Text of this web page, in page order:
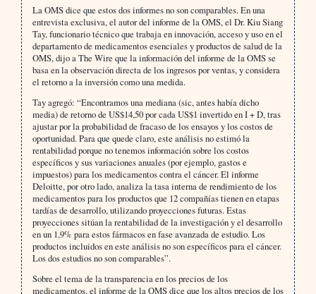
La OMS dice que estos dos informes no son comparables. En una
entrevista exclusiva, el autor del informe de la OMS, el Dr. Kiu Siang
Tay, funcionario técnico que trabaja en innovación, acceso y uso en el
departamento de medicamentos esenciales y productos de salud de la
OMS, dijo a The Wire que la información del informe de la OMS se
basa en la observación directa de los ingresos por ventas, y considera
el retorno a la inversión como una medida.
Tay agregó: “Encontramos una mediana (sic, antes había dicho
media) de retorno de US$14,50 por cada US$1 invertido en I + D, tras
ajustar por la probabilidad de fracaso de los ensayos y los costos de
oportunidad. Para que quede claro, este análisis no estimó la
rentabilidad porque no tenemos información sobre los costos
específicos y sus variaciones anuales (por ejemplo, gastos e
impuestos) para los medicamentos contra el cáncer. El informe
Deloitte, por otro lado, analiza la tasa interna de rendimiento de los
medicamentos para los productos que 12 compañías tienen en etapas
tardías de desarrollo, utilizando proyecciones futuras. Estas
proyecciones sitúan la rentabilidad de la investigación y el desarrollo
en un 1,9% para estos fármacos en fase avanzada de estudio. Los
productos incluidos en este análisis no son específicos para el cáncer.
Los dos estudios no son comparables”.
Sobre el tema de la transparencia en los precios de los
medicamentos, el informe de la OMS dice que los altos precios de los